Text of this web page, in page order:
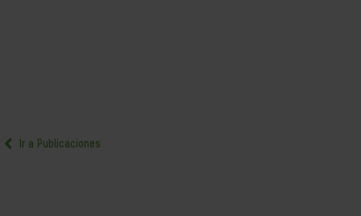
Ir a Publicaciones